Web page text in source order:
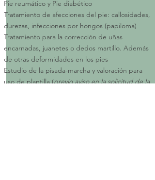
Pie reumático y Pie diabético
Tratamiento de afecciones del pie: callosidades,
durezas, infecciones por hongos (papiloma)
Tratamiento para la corrección de uñas
encarnadas, juanetes o dedos martillo. Además
de otras deformidades en los pies
Estudio de la pisada-marcha y valoración para
uso de plantilla (previo aviso en la solicitud de la